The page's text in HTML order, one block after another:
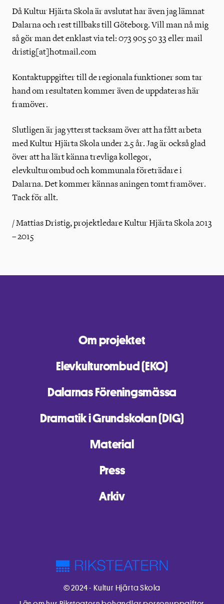
Då Kultur Hjärta Skola är avslutat har även jag lämnat
Dalarna och rest tillbaks till Göteborg. Vill man nå mig
så gör man det enklast via tel: 073 905 50 33 eller mail
dristig[at]hotmail.com
Kontaktuppgifter till de regionala funktioner som tar
hand om resultaten kommer även de uppdateras här
framöver.
Slutligen är jag ytterst tacksam över att ha fått arbeta
med Kultur Hjärta Skola under 2.5 år. Jag är också glad
över att ha lärt känna trevliga kollegor,
elevkulturombud och kommunala företrädare i
Dalarna. Det kommer kännas aningen tomt framöver.
Tack för allt.
/ Mattias Dristig, projektledare Kultur Hjärta Skola 2013
– 2015
Om projektet
Elevkulturombud (EKO)
Dalarnas Föreningsmässa
Dramatik i Grundskolan (DIG)
Material
Press
Arkiv
© 2024 - Kultur Hjärta Skola